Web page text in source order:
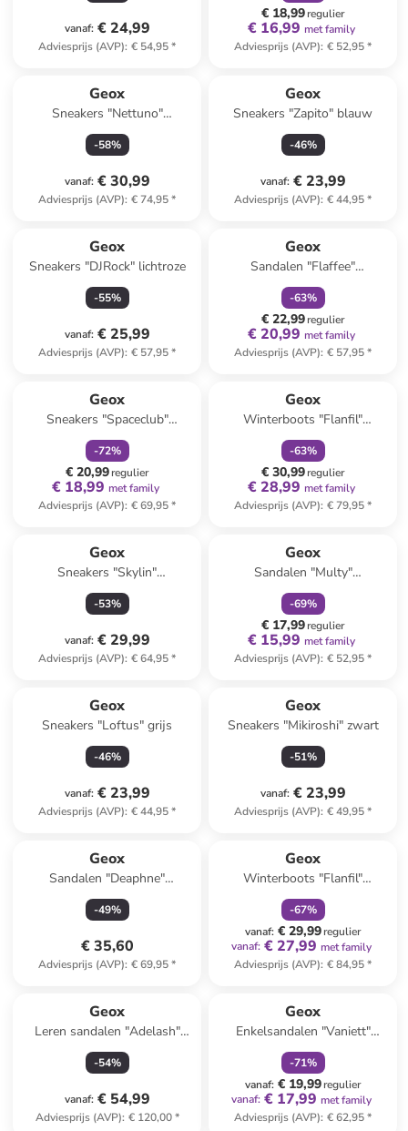
vanaf: € 24,99
Adviesprijs (AVP): € 54,95*
€ 18,99regulier
€ 16,99 met family
Adviesprijs (AVP): € 52,95*
Geox
Sneakers "Nettuno"
meerkleurig
-58%
vanaf: € 30,99
Adviesprijs (AVP): € 74,95*
Geox
Sneakers "Zapito" blauw
-46%
vanaf: € 23,99
Adviesprijs (AVP): € 44,95*
Geox
Sneakers "DJRock" lichtroze
-55%
vanaf: € 25,99
Adviesprijs (AVP): € 57,95*
Geox
Sandalen "Flaffee"
donkerblauw
-63%
€ 22,99regulier
€ 20,99 met family
Adviesprijs (AVP): € 57,95*
Geox
Sneakers "Spaceclub"
donkerblauw
-72%
€ 20,99regulier
€ 18,99 met family
Adviesprijs (AVP): € 69,95*
Geox
Winterboots "Flanfil"
donkerblauw
-63%
€ 30,99regulier
€ 28,99 met family
Adviesprijs (AVP): € 79,95*
Geox
Sneakers "Skylin"
wit/meerkleurig
-53%
vanaf: € 29,99
Adviesprijs (AVP): € 64,95*
Geox
Sandalen "Multy"
donkerblauw
-69%
€ 17,99regulier
€ 15,99 met family
Adviesprijs (AVP): € 52,95*
Geox
Sneakers "Loftus" grijs
-46%
vanaf: € 23,99
Adviesprijs (AVP): € 44,95*
Geox
Sneakers "Mikiroshi" zwart
-51%
vanaf: € 23,99
Adviesprijs (AVP): € 49,95*
Geox
Sandalen "Deaphne"
zilverkleurig
-49%
€ 35,60
Adviesprijs (AVP): € 69,95*
Geox
Winterboots "Flanfil"
zwart/grijs
-67%
vanaf: € 29,99regulier
vanaf: € 27,99 met family
Adviesprijs (AVP): € 84,95*
Geox
Leren sandalen "Adelash"
lichtbruin/wit
-54%
vanaf: € 54,99
Adviesprijs (AVP): € 120,00*
Geox
Enkelsandalen "Vaniett"
donkerblauw/oranje
-71%
vanaf: € 19,99regulier
vanaf: € 17,99 met family
Adviesprijs (AVP): € 62,95*